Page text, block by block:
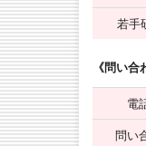
若手
《問い合
電
問い